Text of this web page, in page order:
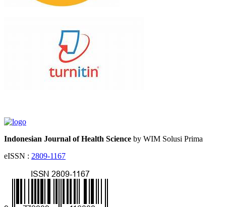
Indonesian Journal of Health Science by WIM Solusi Prima
eISSN : 2809-1167